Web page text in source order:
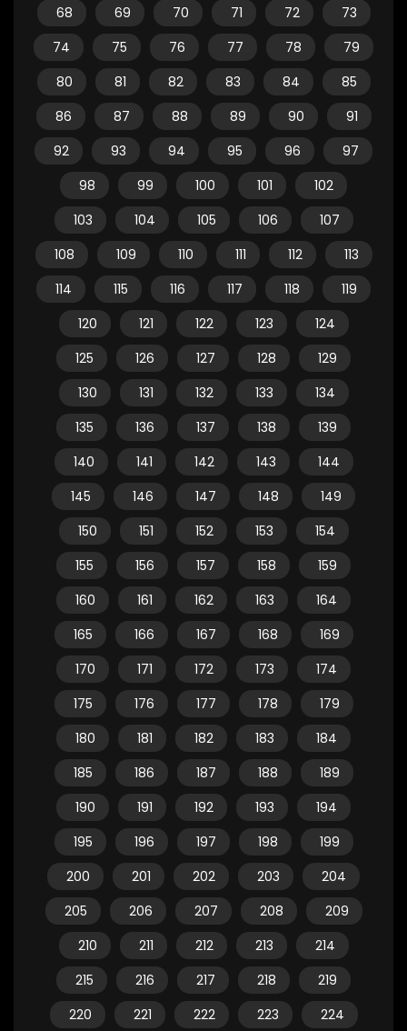
68
69 70 71 72
73
74
75 76 77 78
79
80
81 82 83 84
85
86
87 88 89 90
91
92
93 94 95 96
97
98
99 100 101
102
103
104 105 106
107
108
109 110 111 112
113
114
115 116 117 118
119
120
121 122 123
124
125
126 127 128
129
130
131 132 133
134
135
136 137 138
139
140
141 142 143
144
145
146 147 148
149
150
151 152 153
154
155
156 157 158
159
160
161 162 163
164
165
166 167 168
169
170
171 172 173
174
175
176 177 178
179
180
181 182 183
184
185
186 187 188
189
190
191 192 193
194
195
196 197 198
199
200
201 202 203
204
205
206 207 208
209
210
211 212 213
214
215
216 217 218
219
220
221 222 223
224